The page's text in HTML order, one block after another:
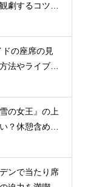
劇するコツを
の座席の見
法やライブを
介
の女王』の上
？休憩含めた
ンで当たり席